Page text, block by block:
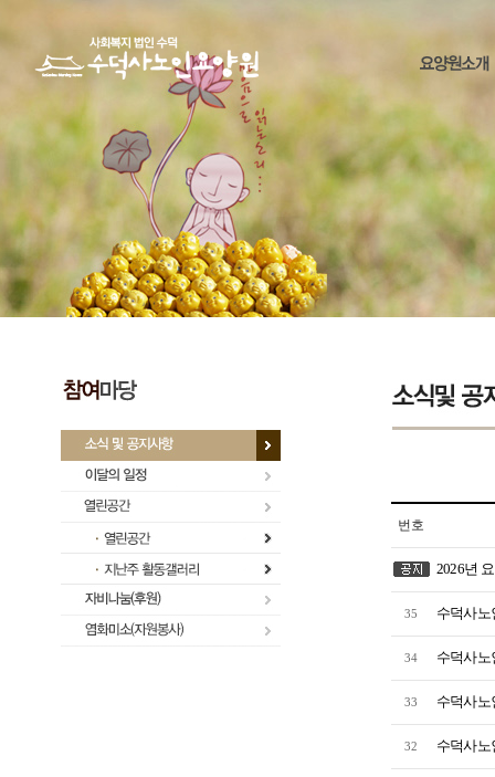
번호
2026년
35 수덕사노
34 수덕사노
33 수덕사노
32 수덕사노